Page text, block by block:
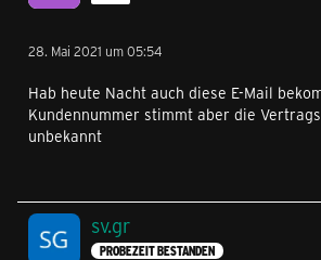
28. Mai 2021 um 05:54
Hab heute Nacht auch diese E-Mail
Kundennummer stimmt aber die
unbekannt
sv.gr
PROBEZEIT BESTANDEN